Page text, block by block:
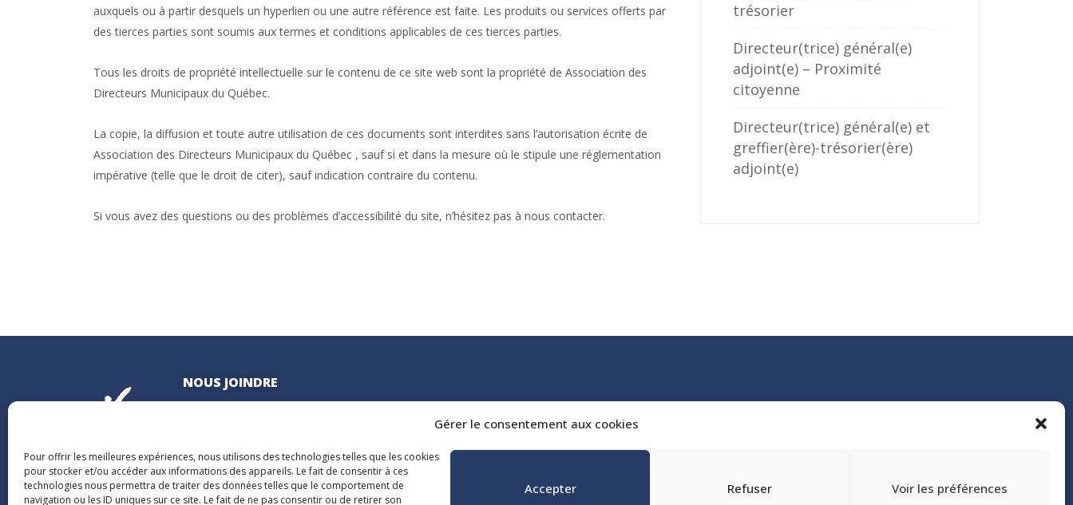
Gérer le consentement aux cookies
Pour offrir les meilleures expériences, nous utilisons des technologies telles que les cookies
pour stocker et/ou accéder aux informations des appareils. Le fait de consentir à ces
technologies nous permettra de traiter des données telles que le comportement de
navigation ou les ID uniques sur ce site. Le fait de ne pas consentir ou de retirer son
Accepter Refuser Voir les préférences
auxquels ou à partir desquels un hyperlien ou une autre référence est faite. Les produits ou services offerts par
des tierces parties sont soumis aux termes et conditions applicables de ces tierces parties.
Tous les droits de propriété intellectuelle sur le contenu de ce site web sont la propriété de Association des
Directeurs Municipaux du Québec.
La copie, la diffusion et toute autre utilisation de ces documents sont interdites sans l’autorisation écrite de
Association des Directeurs Municipaux du Québec , sauf si et dans la mesure où le stipule une réglementation
impérative (telle que le droit de citer), sauf indication contraire du contenu.
Si vous avez des questions ou des problèmes d’accessibilité du site, n’hésitez pas à nous contacter.
trésorier
Directeur(trice) général(e)
adjoint(e) – Proximité
citoyenne
Directeur(trice) général(e) et
greffier(ère)-trésorier(ère)
adjoint(e)
NOUS JOINDRE
Québec (Québec) G1K 8W1
reception@admq.qc.ca